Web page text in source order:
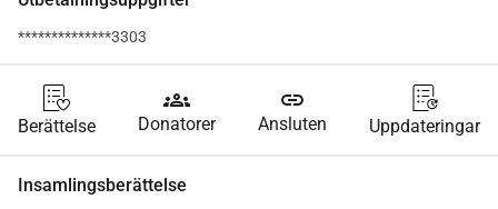
**************3303
Berättelse
groups
Donatorer
link
Ansluten Uppdateringar
Insamlingsberättelse